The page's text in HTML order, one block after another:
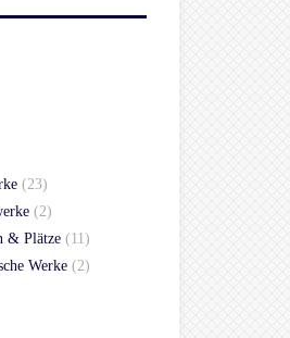
(23)
(2)
& Plätze (11)
Werke (2)